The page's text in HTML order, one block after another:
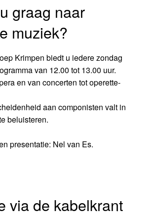
graag naar
muziek?
Krimpen biedt u iedere zondag
van 12.00 tot 13.00 uur.
en van concerten tot operette-
aan componisten valt in
beluisteren.
presentatie: Nel van Es.
via de kabelkrant